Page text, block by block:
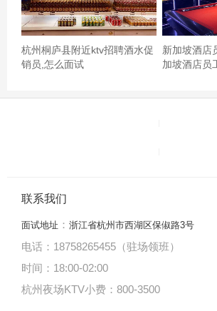
杭州桐庐县附近ktv招聘酒水促
销员,怎么面试
新加坡酒店
加坡酒店员
联系我们
面试地址 ： 浙江省杭州市西湖区保俶路3号
电话：18758265455（驻场领班）
时间：18:00-02:00
杭州夜场KTV小费：800-3500